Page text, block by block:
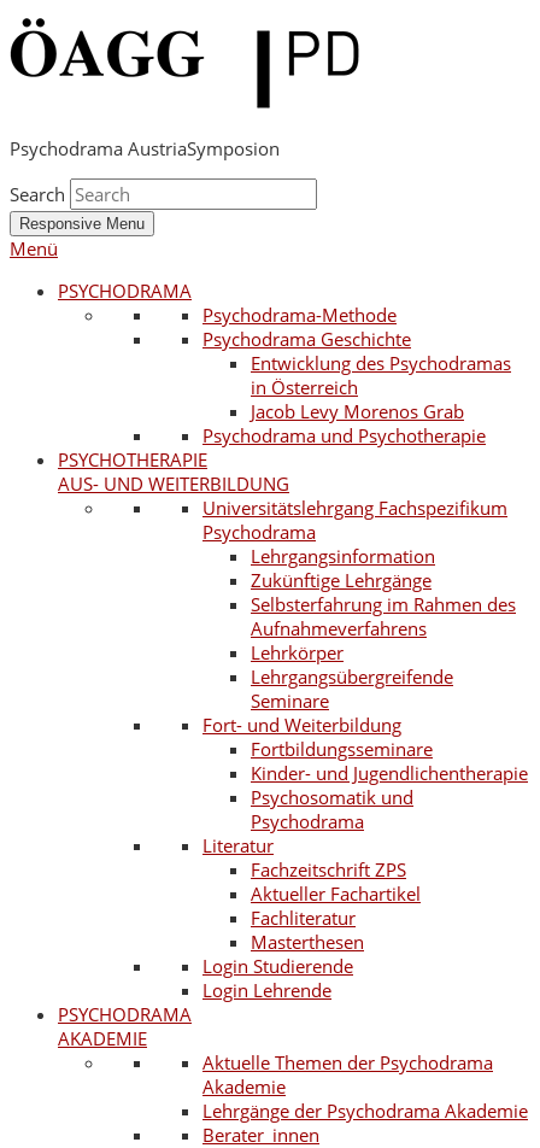
Psychodrama AustriaSymposion
Search
Responsive Menu
Menü
PSYCHODRAMA
Psychodrama-Methode
Psychodrama Geschichte
Entwicklung des Psychodramas
in Österreich
Jacob Levy Morenos Grab
Psychodrama und Psychotherapie
PSYCHOTHERAPIE
AUS- UND WEITERBILDUNG
Universitätslehrgang Fachspezifikum
Psychodrama
Lehrgangsinformation
Zukünftige Lehrgänge
Selbsterfahrung im Rahmen des
Aufnahmeverfahrens
Lehrkörper
Lehrgangsübergreifende
Seminare
Fort- und Weiterbildung
Fortbildungsseminare
Kinder- und Jugendlichentherapie
Psychosomatik und
Psychodrama
Literatur
Fachzeitschrift ZPS
Aktueller Fachartikel
Fachliteratur
Masterthesen
Login Studierende
Login Lehrende
PSYCHODRAMA
AKADEMIE
Aktuelle Themen der Psychodrama
Akademie
Lehrgänge der Psychodrama Akademie
Berater_innen